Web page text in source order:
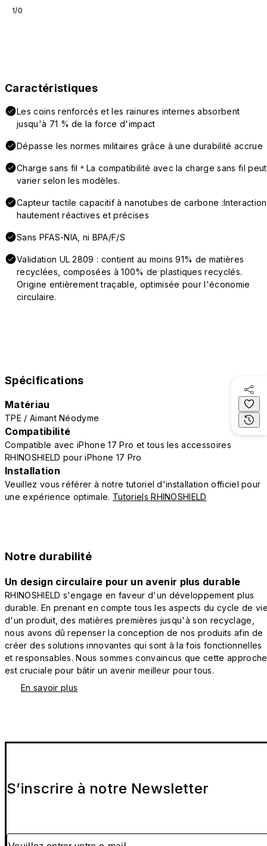
1/0
Caractéristiques
Les coins renforcés et les rainures internes absorbent
jusqu'à 71 % de la force d'impact
Dépasse les normes militaires grâce à une durabilité accrue
Charge sans fil＊La compatibilité avec la charge sans fil peut
varier selon les modèles.
Capteur tactile capacitif à nanotubes de carbone
hautement réactives et précises
Sans PFAS-NIA, ni BPA/F/S
Validation UL 2809 : contient au moins 91% de matières
recyclées, composées à 100% de plastiques recyclés.
Origine entièrement traçable, optimisée pour l'économie
circulaire.
Spécifications
Matériau
TPE / Aimant Néodyme
Compatibilité
Compatible avec iPhone 17 Pro et tous les accessoires
RHINOSHIELD pour iPhone 17 Pro
Installation
Veuillez vous référer à notre tutoriel d'installation officiel pour
une expérience optimale. Tutoriels RHINOSHIELD
Notre durabilité
Un design circulaire pour un avenir plus durable
RHINOSHIELD s'engage en faveur d'un développement plus
durable. En prenant en compte tous les aspects du cycle de
d'un produit, des matières premières jusqu'à son recyclage,
nous avons dû repenser la conception de nos produits afin de
créer des solutions innovantes qui sont à la fois fonctionnelles
et responsables. Nous sommes convaincus que cette approche
est cruciale pour bâtir un avenir meilleur pour tous.
En savoir plus
S’inscrire à notre Newsletter
Veuillez entrer votre e-mail